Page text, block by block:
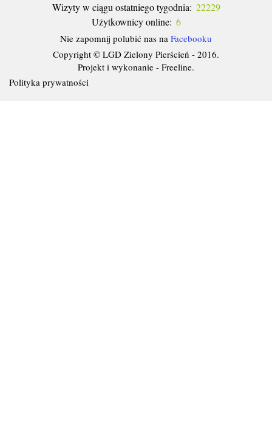
Wizyty w ciągu ostatniego tygodnia: 22229
Użytkownicy online: 6
Nie zapomnij polubić nas na Facebooku
Copyright © LGD Zielony Pierścień - 2016.
Projekt i wykonanie - Freeline.
Polityka prywatności